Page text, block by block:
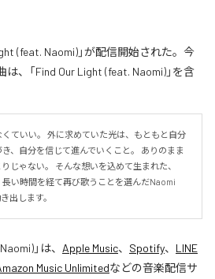
(feat. Naomi)」が配信開始された。今
、「Find Our Light (feat. Naomi)」を含
ていい。 外に求めていた光は、もともと自分
、自分を信じて進んでいくこと。 ありのまま
じゃない。 そんな想いを込めて生まれた、
い時間を経て再び歌うことを選んだNaomi
出します。
」は、 Apple Music、 Spotify、 LINE
Music Unlimitedなどの音楽配信サ